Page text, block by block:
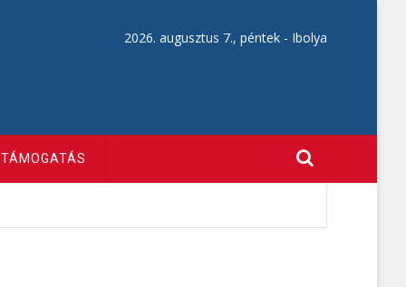
2026. augusztus 7., péntek - Ibolya
TÁMOGATÁS